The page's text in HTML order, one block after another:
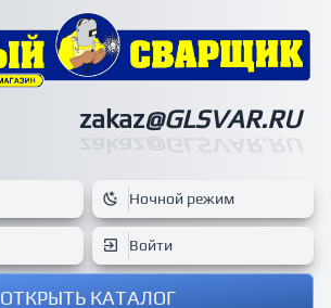
zakaz@GLSVAR.RU
Ночной режим
Войти
ОТКРЫТЬ КАТАЛОГ